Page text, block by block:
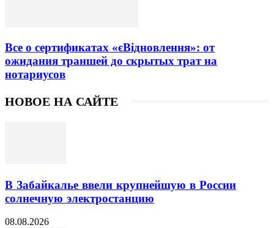
Все о сертификатах «єВідновлення»: от
ожидания траншей до скрытых трат на
нотариусов
НОВОЕ НА САЙТЕ
В Забайкалье ввели крупнейшую в России
солнечную электростанцию
08.08.2026